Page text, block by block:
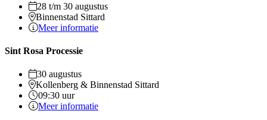
28 t/m 30 augustus
Binnenstad Sittard
Meer informatie
Sint Rosa Processie
30 augustus
Kollenberg & Binnenstad Sittard
09:30 uur
Meer informatie